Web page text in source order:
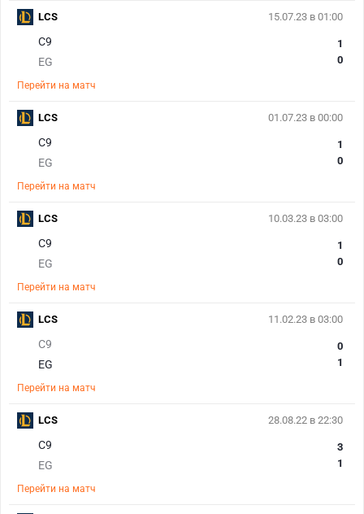
15.07.23 в 01:00
C9
EG
1
0
Перейти на матч
LCS
01.07.23 в 00:00
C9
EG
1
0
Перейти на матч
LCS
10.03.23 в 03:00
C9
EG
1
0
Перейти на матч
LCS
11.02.23 в 03:00
C9
EG
0
1
Перейти на матч
LCS
28.08.22 в 22:30
C9
EG
3
1
Перейти на матч
LCS